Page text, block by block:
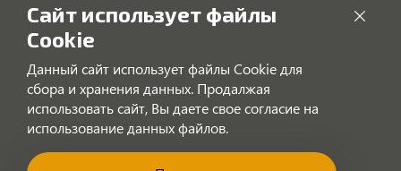
Сайт использует файлы
Cookie
Данный сайт использует файлы Cookie для
сбора и хранения данных. Продалжая
использовать сайт, Вы даете свое согласие на
использование данных файлов.